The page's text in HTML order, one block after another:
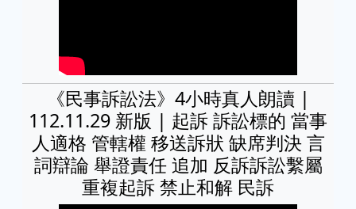
《民事訴訟法》4小時真人朗讀 |
112.11.29 新版 | 起訴 訴訟標的 當事
人適格 管轄權 移送訴狀 缺席判決 言
詞辯論 舉證責任 追加 反訴訴訟繫屬
重複起訴 禁止和解 民訴